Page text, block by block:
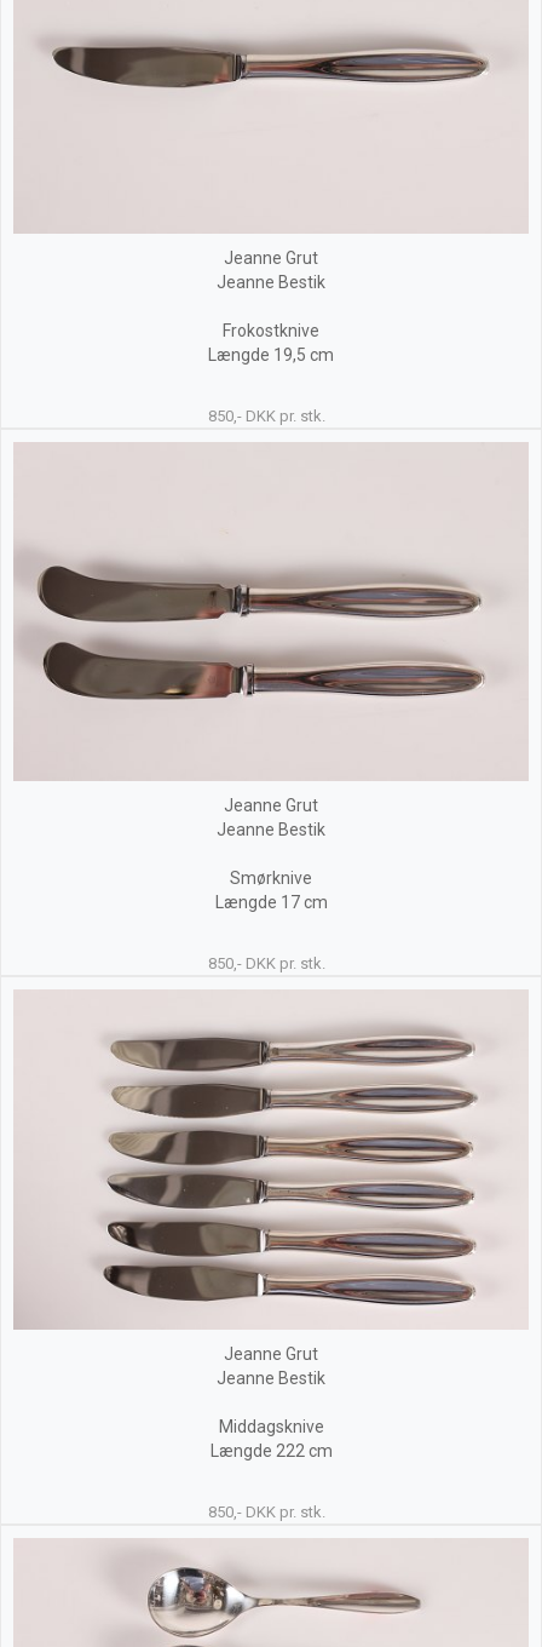
Jeanne Grut
Jeanne Bestik
Frokostknive
Længde 19,5 cm
850,- DKK pr. stk.
Jeanne Grut
Jeanne Bestik
Smørknive
Længde 17 cm
850,- DKK pr. stk.
Jeanne Grut
Jeanne Bestik
Middagsknive
Længde 222 cm
850,- DKK pr. stk.